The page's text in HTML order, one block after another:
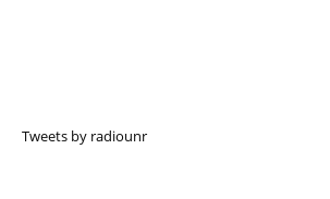
Tweets by radiounr